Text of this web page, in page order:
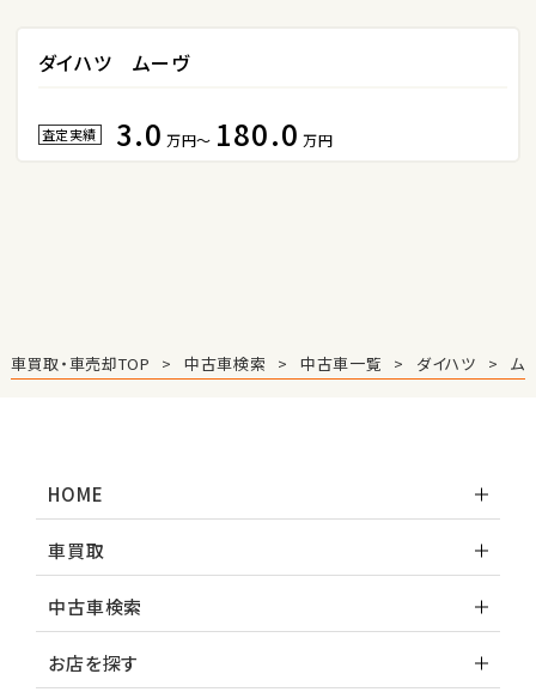
ステーションワゴン
2位
3
トヨタ
ミニバン・1ＢＯＸ
ダイハツ ムーヴ
査定実績 3.0 万円～ 180.0 万円
車買取・車売却TOP 中古車検索 中古車一覧 ダイハツ ム
HOME
車買取
中古車検索
お店を探す